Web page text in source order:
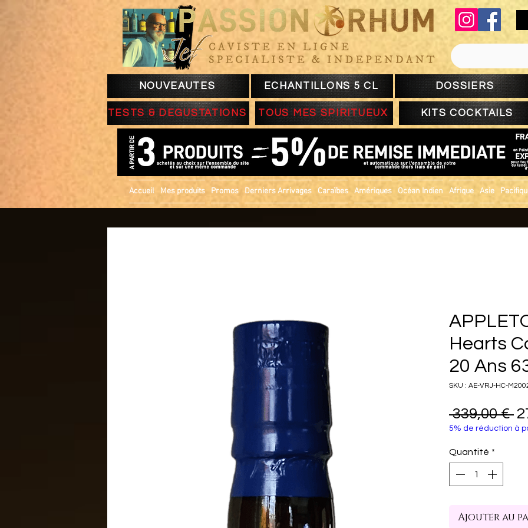
NOUVEAUTES ECHANTILLONS 5 CL DOSSIERS
TESTS & DEGUSTATIONS TOUS MES SPIRITUEUX KITS COCKTAILS
Accueil Mes produits Promos Derniers Arrivages Caraïbes Amériques Océan Indien Afrique Asie
Hearts
20 Ans
SKU : AE-VRJ-HC-
339,00 €
5% de réduction à
Quantité *
Ajouter au